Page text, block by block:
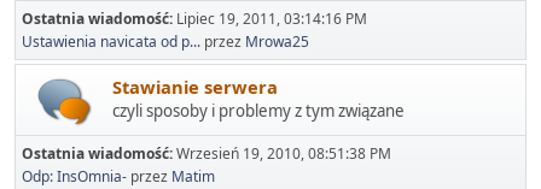
Ostatnia wiadomość: Lipiec 19, 2011, 03:14:16 PM
Ustawienia navicata od p... przez Mrowa25
Stawianie serwera
czyli sposoby i problemy z tym związane
Ostatnia wiadomość:Wrzesień 19, 2010, 08:51:38 PM
Odp: InsOmnia- przez Matim